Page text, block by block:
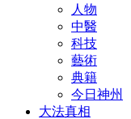
人物
中醫
科技
藝術
典籍
今日神州
大法真相